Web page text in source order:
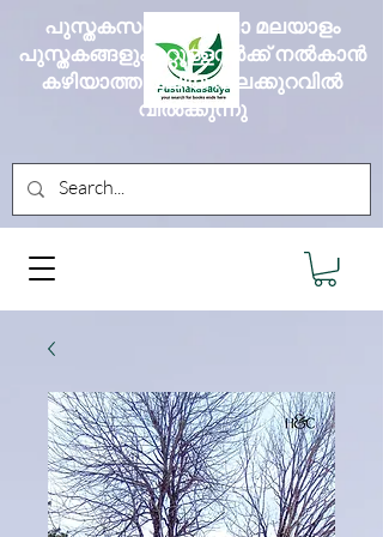
പുസ്തകസദ്യ എല്ലാ മലയാളം
പുസ്തകങ്ങളും മറ്റുള്ളവർക്ക് നൽകാൻ
കഴിയാത്ത വലിയ വിലക്കുറവിൽ
വിൽക്കുന്നു